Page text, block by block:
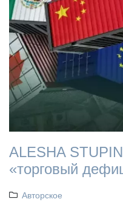
ALESHA
«торговый
Авторское